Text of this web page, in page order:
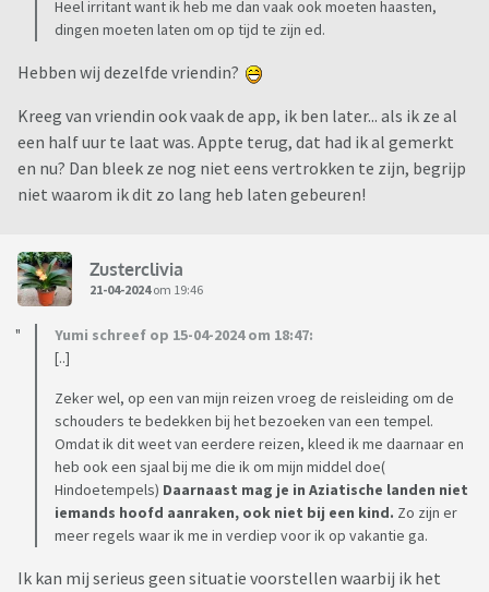
Heel irritant want ik heb me dan vaak ook moeten haasten,
dingen moeten laten om op tijd te zijn ed.
Hebben wij dezelfde vriendin?
Kreeg van vriendin ook vaak de app, ik ben later... als ik ze al
een half uur te laat was. Appte terug, dat had ik al gemerkt
en nu? Dan bleek ze nog niet eens vertrokken te zijn, begrijp
niet waarom ik dit zo lang heb laten gebeuren!
Zusterclivia
21-04-2024om 19:46
Yumi schreef op 15-04-2024 om 18:47:
[..]
Zeker wel, op een van mijn reizen vroeg de reisleiding om de
schouders te bedekken bij het bezoeken van een tempel.
Omdat ik dit weet van eerdere reizen, kleed ik me daarnaar en
heb ook een sjaal bij me die ik om mijn middel doe(
Hindoetempels) Daarnaast mag je in Aziatische landen niet
iemands hoofd aanraken, ook niet bij een kind. Zo zijn er
meer regels waar ik me in verdiep voor ik op vakantie ga.
Ik kan mij serieus geen situatie voorstellen waarbij ik het